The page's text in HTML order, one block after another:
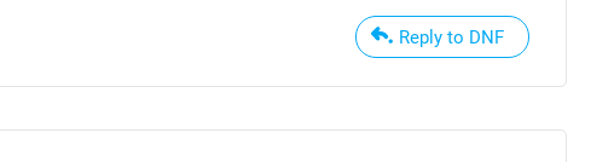
Reply to DNF